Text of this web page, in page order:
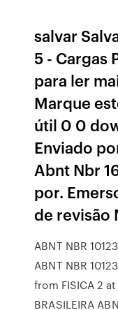
salvar
5 - Cargas
para ler
Marque
útil 0 0
Enviado
Abnt Nbr
por.
de revisão
ABNT NBR
ABNT NBR
from FISICA 2
BRASILEIRA